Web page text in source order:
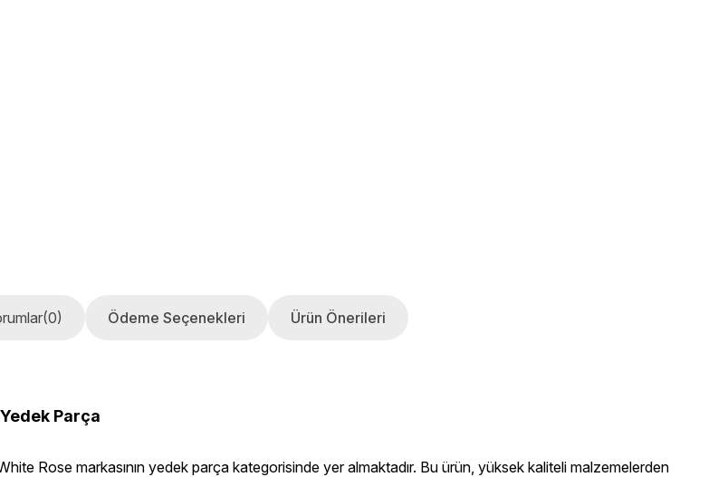
(0) Ödeme Seçenekleri Ürün Önerileri
Parça
Rose markasının yedek parça kategorisinde yer almaktadır. Bu ürün, yüksek kaliteli malzemelerden